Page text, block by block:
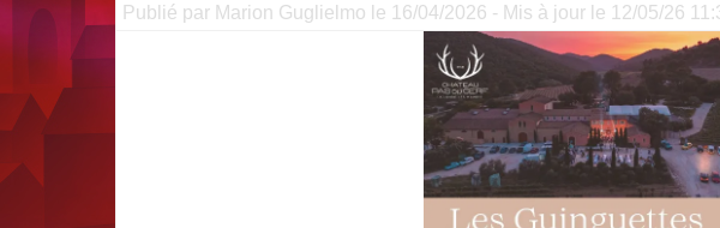
Publié par Marion Guglielmo le 16/04/2026 - Mis à jour le 12/05/26